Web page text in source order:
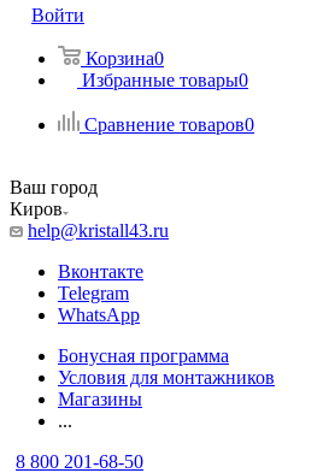
Войти
Корзина0
Избранные товары0
Сравнение товаров0
Ваш город
Киров
help@kristall43.ru
Вконтакте
Telegram
WhatsApp
Бонусная программа
Условия для монтажников
Магазины
...
8 800 201-68-50